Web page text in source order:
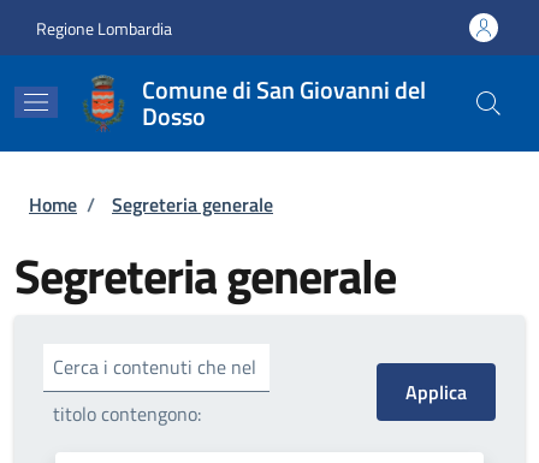
Regione Lombardia
Comune di San Giovanni del
Dosso
Briciole di pane
Home / Segreteria generale
Segreteria generale
Cerca i contenuti che nel
titolo contengono: